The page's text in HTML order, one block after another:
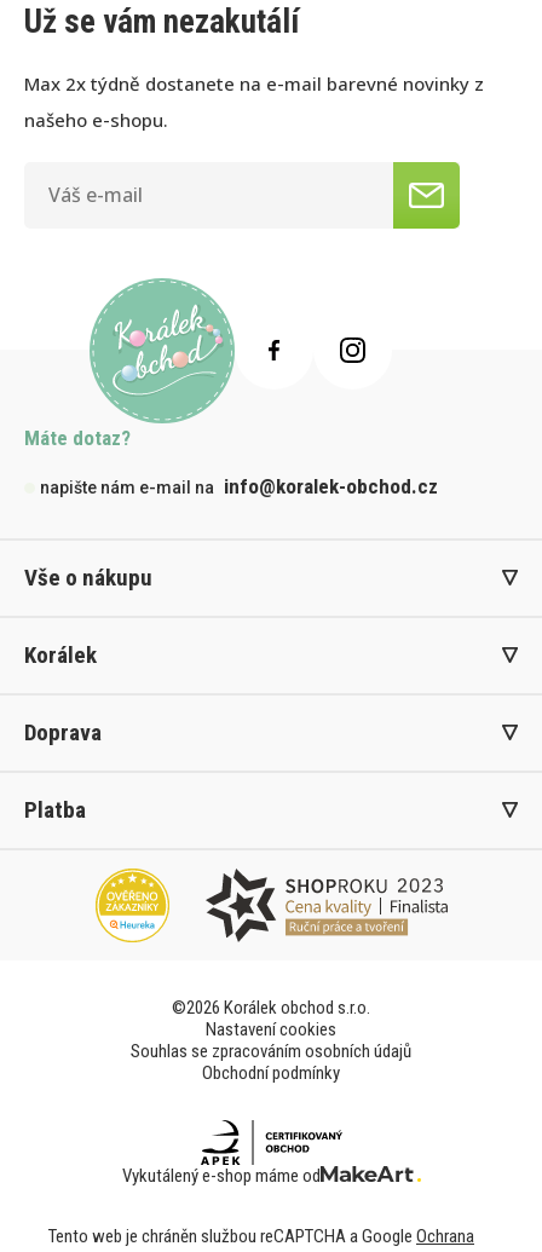
Už se vám nezakutálí
Max 2x týdně dostanete na e-mail barevné novinky z
našeho e-shopu.
Máte dotaz?
napište nám e-mail na info@koralek-obchod.cz
Vše o nákupu
Korálek
Doprava
Platba
©2026 Korálek obchod s.r.o.
Nastavení cookies
Souhlas se zpracováním osobních údajů
Obchodní podmínky
Vykutálený e-shop máme od
Tento web je chráněn službou reCAPTCHA a Google Ochrana